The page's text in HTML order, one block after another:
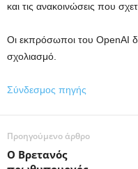
και τις ανακοινώσεις που
Οι εκπρόσωποι του OpenAI
σχολιασμό.
Σύνδεσμος πηγής
Προηγούμενο άρθρο
Ο Βρετανός